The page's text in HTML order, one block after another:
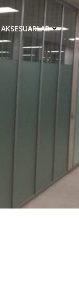
AKSESUARLAR